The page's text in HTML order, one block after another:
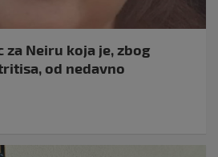
za Neiru koja je, zbog
od nedavno